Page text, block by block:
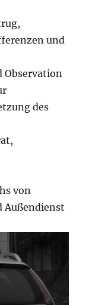
und
Observation
des
von